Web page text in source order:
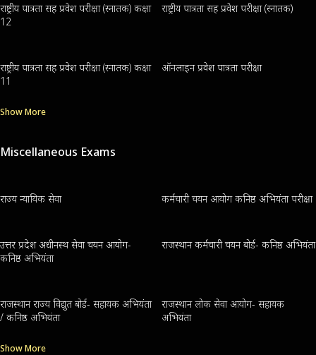
राष्ट्रीय पात्रता सह प्रवेश परीक्षा (स्नातक) कक्षा
12
राष्ट्रीय पात्रता सह प्रवेश परीक्षा (स्नातक)
राष्ट्रीय पात्रता सह प्रवेश परीक्षा (स्नातक) कक्षा
11
ऑनलाइन प्रवेश पात्रता परीक्षा
Show More
Miscellaneous Exams
राज्य न्यायिक सेवा कर्मचारी चयन आयोग कनिष्ठ अभियंता परीक्षा
उत्तर प्रदेश अधीनस्थ सेवा चयन आयोग-
कनिष्ठ अभियंता
राजस्थान कर्मचारी चयन बोर्ड- कनिष्ठ अभियंता
राजस्थान राज्य विद्युत बोर्ड- सहायक अभियंता
/ कनिष्ठ अभियंता
राजस्थान लोक सेवा आयोग- सहायक
अभियंता
Show More